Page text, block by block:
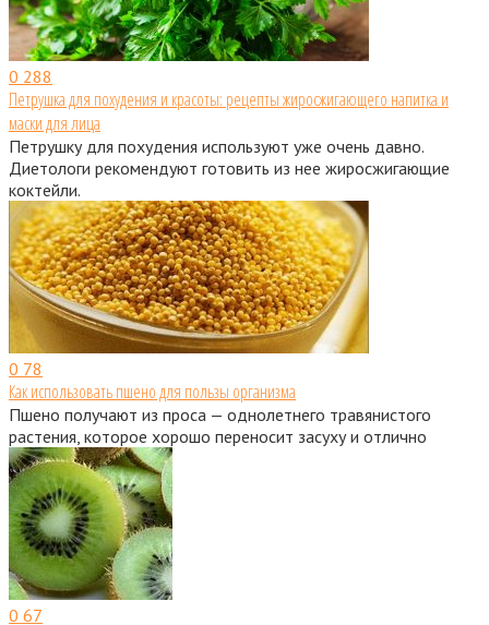
0 288
Петрушка для похудения и красоты: рецепты жиросжигающего напитка и
маски для лица
Петрушку для похудения используют уже очень давно.
Диетологи рекомендуют готовить из нее жиросжигающие
коктейли.
0 78
Как использовать пшено для пользы организма
Пшено получают из проса — однолетнего травянистого
растения, которое хорошо переносит засуху и отлично
0 67